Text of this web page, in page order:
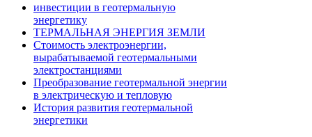
инвестиции в геотермальную
энергетику
ТЕРМАЛЬНАЯ ЭНЕРГИЯ ЗЕМЛИ
Стоимость электроэнергии,
вырабатываемой геотермальными
электростанциями
Преобразование геотермальной энергии
в электрическую и тепловую
История развития геотермальной
энергетики